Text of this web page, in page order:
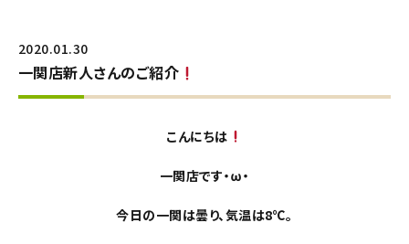
2020.01.30
一関店新人さんのご紹介
こんにちは
一関店です・ω・
今日の一関は曇り、気温は8℃。